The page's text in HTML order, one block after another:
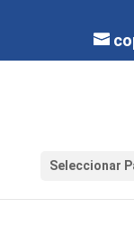
Seleccionar